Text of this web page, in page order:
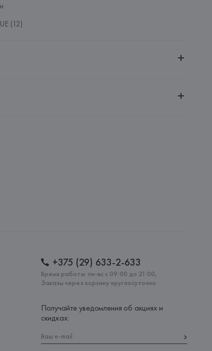
(12)
г. Минск, ул. Немига, 5, пом. 39
+375 (29) 633-2-633
Время работы: пн-вс с 09:00 до 21:00,
Заказы через корзину круглосуточно
Получайте уведомления об акциях и
скидках: